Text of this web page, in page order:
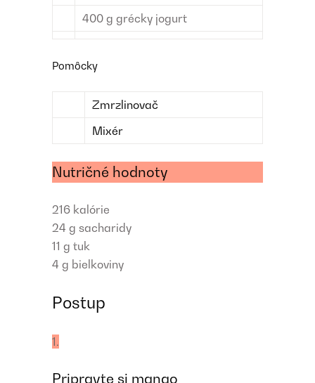
400 g grécky jogurt
Pomôcky
Zmrzlinovač
Mixér
Nutričné hodnoty
216 kalórie
24 g sacharidy
11 g tuk
4 g bielkoviny
Postup
1.
Pripravte si mango